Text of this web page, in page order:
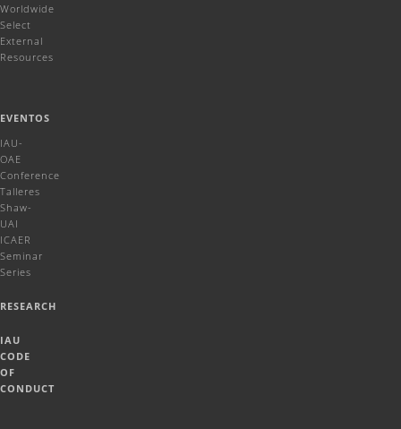
Worldwide
Select
External
Resources
EVENTOS
IAU-
OAE
Conference
Talleres
Shaw-
UAI
ICAER
Seminar
Series
RESEARCH
IAU
CODE
OF
CONDUCT